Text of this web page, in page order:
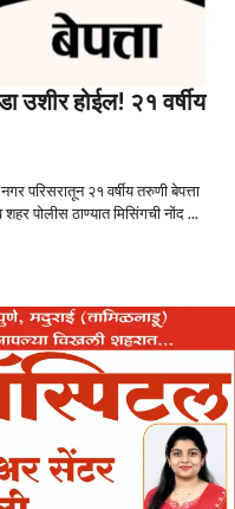
उशीर होईल! २१ वर्षीय
परिसरातून २१ वर्षीय तरुणी बेपत्ता
पोलीस ठाण्यात मिसिंगची नोंद ...